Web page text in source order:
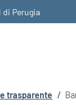
di Perugia
trasparente /